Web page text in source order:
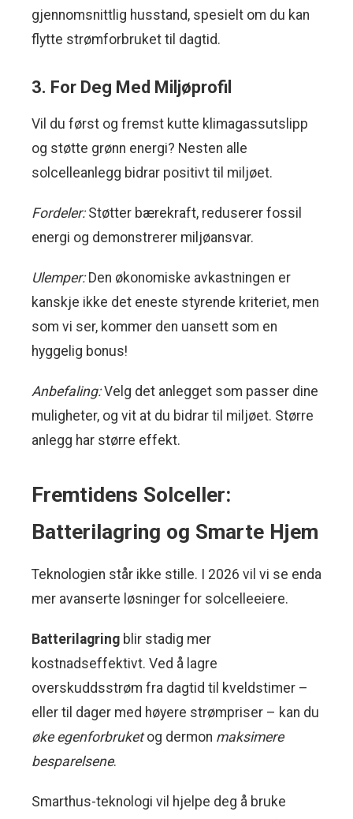
gjennomsnittlig husstand, spesielt om du kan
flytte strømforbruket til dagtid.
3. For Deg Med Miljøprofil
Vil du først og fremst kutte klimagassutslipp
og støtte grønn energi? Nesten alle
solcelleanlegg bidrar positivt til miljøet.
Fordeler:Støtter bærekraft, reduserer fossil
energi og demonstrerer miljøansvar.
Ulemper:Den økonomiske avkastningen er
kanskje ikke det eneste styrende kriteriet, men
som vi ser, kommer den uansett som en
hyggelig bonus!
Anbefaling:Velg det anlegget som passer dine
muligheter, og vit at du bidrar til miljøet. Større
anlegg har større effekt.
Fremtidens Solceller:
Batterilagring og Smarte Hjem
Teknologien står ikke stille. I 2026 vil vi se enda
mer avanserte løsninger for solcelleeiere.
Batterilagring blir stadig mer
kostnadseffektivt. Ved å lagre
overskuddsstrøm fra dagtid til kveldstimer –
eller til dager med høyere strømpriser – kan du
øke egenforbruketog dermon maksimere
besparelsene.
Smarthus-teknologi vil hjelpe deg å bruke